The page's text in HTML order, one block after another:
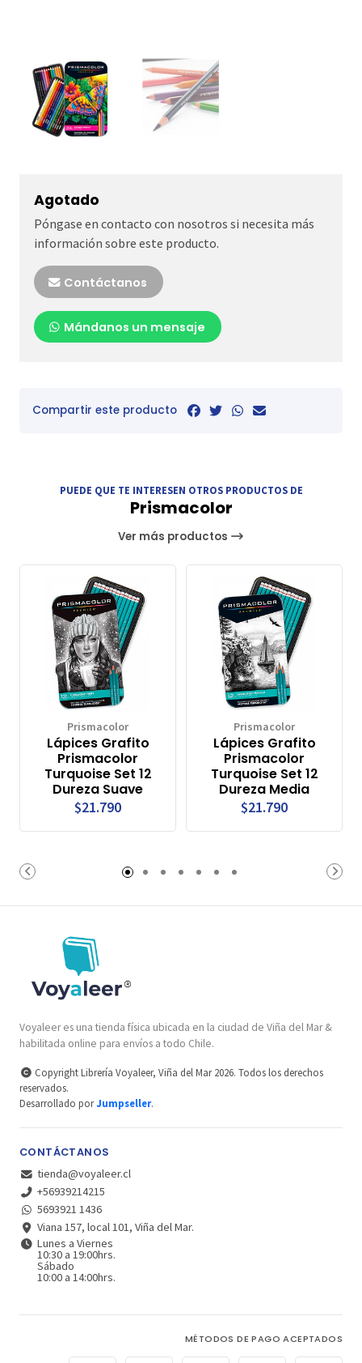
Agotado
Póngase en contacto con nosotros si necesita más
información sobre este producto.
Contáctanos
Mándanos un mensaje
Compartir este producto
PUEDE QUE TE INTERESEN OTROS PRODUCTOS DE
Prismacolor
Ver más productos
Prismacolor
Lápices Grafito
Prismacolor
Turquoise Set 12
Dureza Suave
$21.790
Prismacolor
Lápices Grafito
Prismacolor
Turquoise Set 12
Dureza Media
$21.790
Voyaleer es una tienda física ubicada en la ciudad de Viña del Mar &
habilitada online para envíos a todo Chile.
Copyright Librería Voyaleer, Viña del Mar 2026. Todos los derechos
reservados.
Desarrollado porJumpseller.
CONTÁCTANOS
tienda@voyaleer.cl
+56939214215
5693921 1436
Viana 157, local 101, Viña del Mar.
Lunes a Viernes
10:30 a 19:00hrs.
Sábado
10:00 a 14:00hrs.
MÉTODOS DE PAGO ACEPTADOS